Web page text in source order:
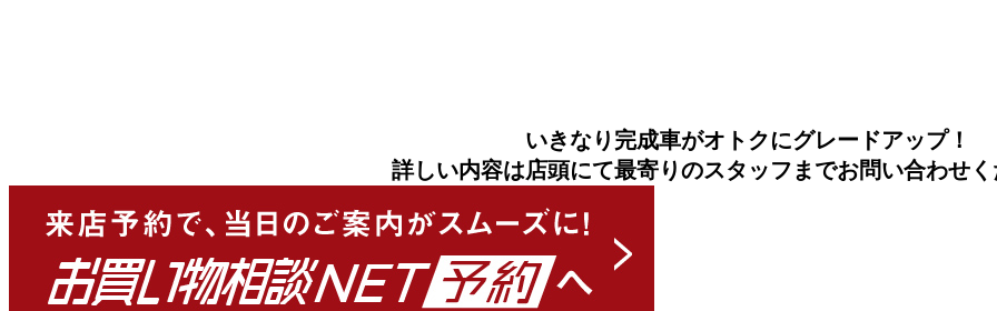
いきなり完成車がオトクにグレードアップ！
詳しい内容は店頭にて最寄りのスタッフまでお問い合わせ